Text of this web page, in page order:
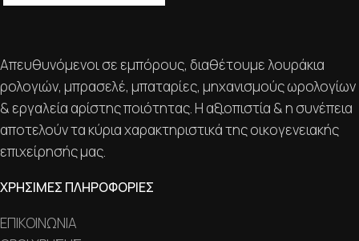
Απευθυνόμενοι σε εμπόρους, διαθέτουμε λουράκια
ρολογιών, μπρασελέ, μπαταρίες, μηχανισμούς ωρολογίων
& εργαλεία αρίστης ποιότητας. Η αξιοπιστία & η συνέπεια
αποτελούν τα κύρια χαρακτηριστικά της οικογενειακής
επιχείρησής μας.
ΧΡΗΣΙΜΕΣ ΠΛΗΡΟΦΟΡΙΕΣ
ΕΠΙΚΟΙΝΩΝΙΑ